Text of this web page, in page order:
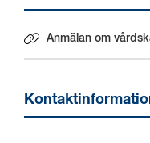
Anmälan om
Länk till annan